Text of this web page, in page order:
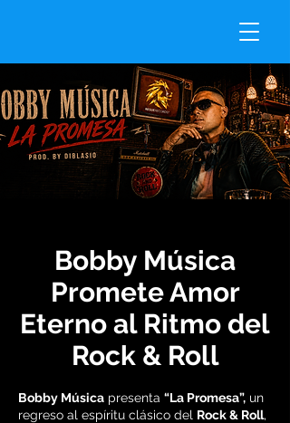
Bobby Música
Promete Amor
Eterno al Ritmo del
Rock & Roll
Bobby Música presenta “La Promesa”, un
regreso al espíritu clásico del Rock & Roll,